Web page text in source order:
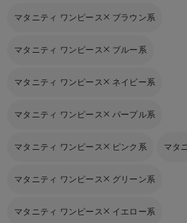
マタニティ ワンピース ブラウン系
マタニティ ワンピース ブルー系
マタニティ ワンピース ネイビー系
マタニティ ワンピース パープル系
マタニティ ワンピース ピンク系 マタ
マタニティ ワンピース グリーン系
マタニティ ワンピース イエロー系